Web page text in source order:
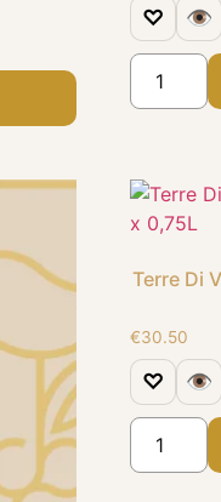
♡ 👁
Terre Di
€30.50
♡ 👁